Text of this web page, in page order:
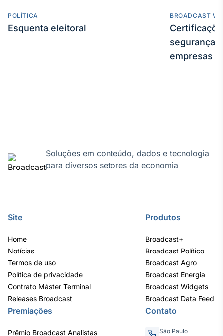
conteúdos
noticiosos
Soluções de
conteúdos
Broadcast
plataforma para
analisar fundos
POLÍTICA
Esquenta eleitoral
BROADCAST
segurança
empresas
Soluções em conteúdo, dados e tecnologia
para diversos setores da economia
Site
Home
Notícias
Termos de uso
Política de privacidade
Contrato Máster Terminal
Releases Broadcast
Produtos
Broadcast+
Broadcast Político
Broadcast Agro
Broadcast Energia
Broadcast Widgets
Broadcast Data Feed
Premiações
Prêmio Broadcast Analistas
Contato
São Paulo